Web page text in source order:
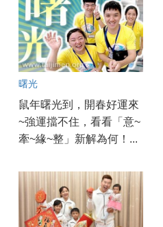
曙光
鼠年曙光到，開春好運來
~強運擋不住，看看「意~
牽~緣~整」新解為何！...